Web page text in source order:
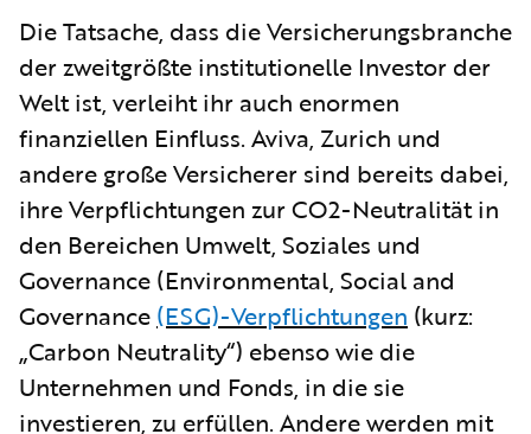
Die Tatsache, dass die Versicherungsbranche
der zweitgrößte institutionelle Investor der
Welt ist, verleiht ihr auch enormen
finanziellen Einfluss. Aviva, Zurich und
andere große Versicherer sind bereits dabei,
ihre Verpflichtungen zur CO2-Neutralität in
den Bereichen Umwelt, Soziales und
Governance (Environmental, Social and
Governance (ESG)-Verpflichtungen (kurz:
„Carbon Neutrality“) ebenso wie die
Unternehmen und Fonds, in die sie
investieren, zu erfüllen. Andere werden mit